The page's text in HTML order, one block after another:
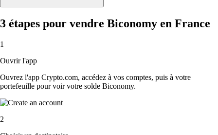
3 étapes pour vendre Biconomy en France
1
Ouvrir l'app
Ouvrez l'app Crypto.com, accédez à vos comptes, puis à votre
portefeuille pour voir votre solde Biconomy.
2